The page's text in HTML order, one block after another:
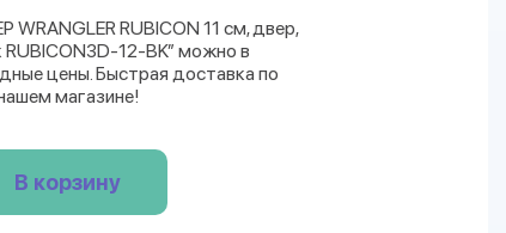
WRANGLER RUBICON 11 см, двер,
RUBICON3D-12-BK” можно в
цены. Быстрая доставка по
магазине!
В корзину